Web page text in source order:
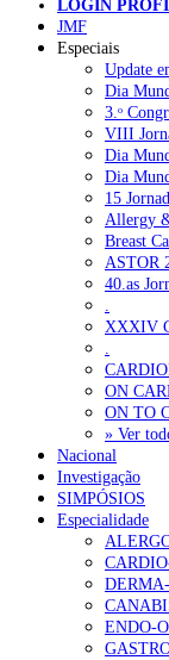
NOTÍCIAS
Quase 11.900
nutricionista
ULS de
apoio robótico
Enfermeiros
privada da
Ordem dos
a consultas e
Portugal está
2026
NOTÍCIAS MAIS
gesto
203
1.º
te na
202
LOGIN
JMF
Especiais
Update
Dia
3.ᵒ
VIII
Dia
Dia
15
Allergy
Breast
ASTOR
40.as
.
XXXIV
.
ON
ON TO
» Ver
Nacional
Investigação
SIMPÓSIOS
Especialidade
ENDO-